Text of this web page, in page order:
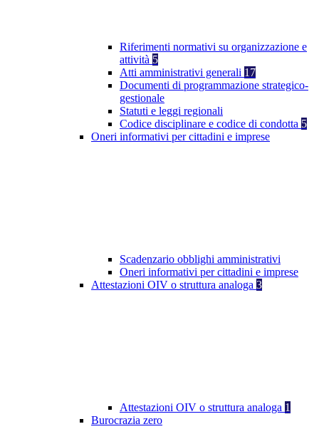
Riferimenti normativi su organizzazione e
attività 5
Atti amministrativi generali 17
Documenti di programmazione strategico-
gestionale
Statuti e leggi regionali
Codice disciplinare e codice di condotta 5
Oneri informativi per cittadini e imprese
Scadenzario obblighi amministrativi
Oneri informativi per cittadini e imprese
Attestazioni OIV o struttura analoga 3
Attestazioni OIV o struttura analoga 1
Burocrazia zero